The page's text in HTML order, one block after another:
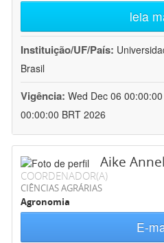
leia
Instituição/UF/País:
Brasil
Vigência: Wed Dec 06
00:00:00 BRT 2026
Aike
COORDENADOR(A)
CIÊNCIAS AGRÁRIAS
Agronomia
E-